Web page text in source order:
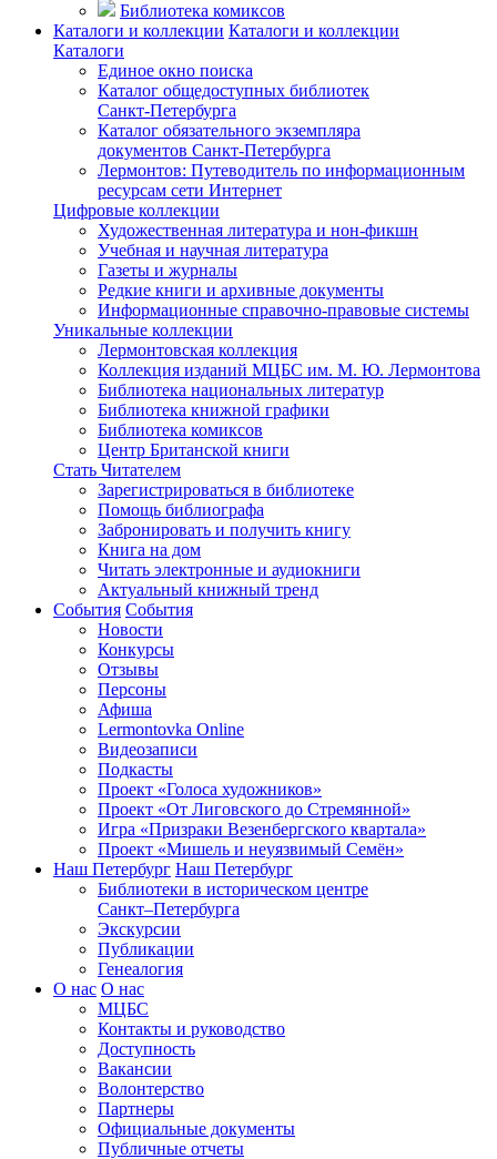
Библиотека комиксов
Каталоги и коллекции Каталоги и коллекции
Каталоги
Единое окно поиска
Каталог общедоступных библиотек
Санкт-Петербурга
Каталог обязательного экземпляра
документов Санкт-Петербурга
Лермонтов: Путеводитель по информационным
ресурсам сети Интернет
Цифровые коллекции
Художественная литература и нон-фикшн
Учебная и научная литература
Газеты и журналы
Редкие книги и архивные документы
Информационные справочно-правовые системы
Уникальные коллекции
Лермонтовская коллекция
Коллекция изданий МЦБС им. М. Ю. Лермонтова
Библиотека национальных литератур
Библиотека книжной графики
Библиотека комиксов
Центр Британской книги
Стать Читателем
Зарегистрироваться в библиотеке
Помощь библиографа
Забронировать и получить книгу
Книга на дом
Читать электронные и аудиокниги
Актуальный книжный тренд
События События
Новости
Конкурсы
Отзывы
Персоны
Афиша
Lermontovka Online
Видеозаписи
Подкасты
Проект «Голоса художников»
Проект «От Лиговского до Стремянной»
Игра «Призраки Везенбергского квартала»
Проект «Мишель и неуязвимый Семён»
Наш Петербург Наш Петербург
Библиотеки в историческом центре
Санкт–Петербурга
Экскурсии
Публикации
Генеалогия
О нас О нас
МЦБС
Контакты и руководство
Доступность
Вакансии
Волонтерство
Партнеры
Официальные документы
Публичные отчеты